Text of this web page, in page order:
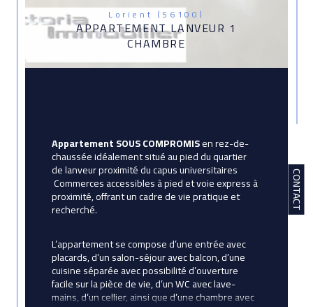
CONTACT
Lorient (56100)
APPARTEMENT LANVEUR 1
CHAMBRE
Appartement SOUS COMPROMIS en rez-de-
chaussée idéalement situé au pied du quartier
de lanveur proximité du capus universitaires
proximité, offrant un cadre de vie pratique et
recherché.
L’appartement se compose d’une entrée avec
placards, d’un salon-séjour avec balcon, d’une
cuisine séparée avec possibilité d’ouverture
facile sur la pièce de vie, d’un WC avec lave-
mains, d’un cellier, ainsi que d’une chambre avec